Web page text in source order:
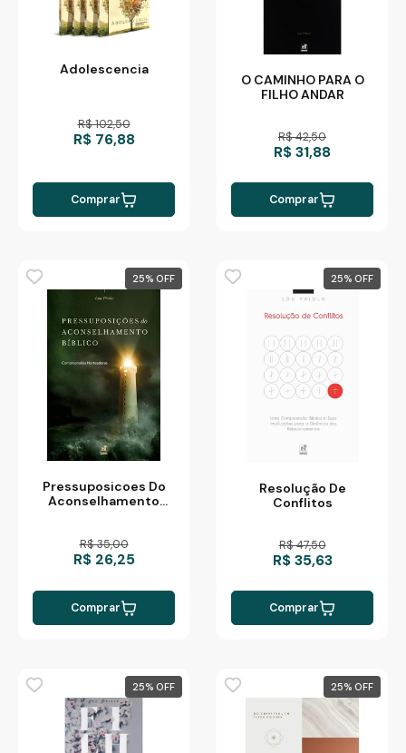
Adolescencia
R$ 102,50
R$ 76,88
Comprar
O CAMINHO PARA O
FILHO ANDAR
R$ 42,50
R$ 31,88
Comprar
25%
Pressuposicoes Do
Aconselhamento
R$ 35,00
R$ 26,25
Comprar
25%
Resolução De
Conflitos
R$ 47,50
R$ 35,63
Comprar
25% 25%